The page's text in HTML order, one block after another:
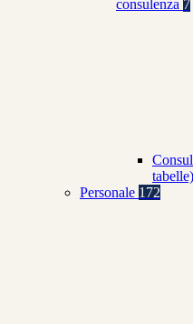
consulenza 7
tabelle)
Personale 172